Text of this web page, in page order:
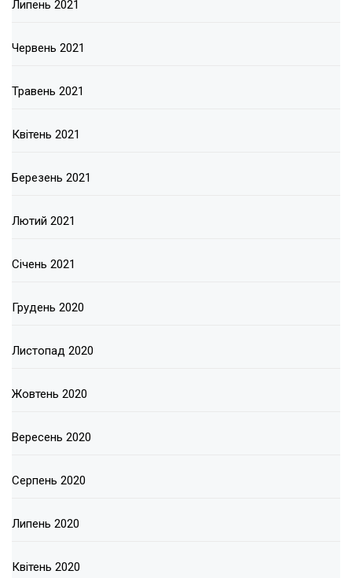
Липень 2021
Червень 2021
Травень 2021
Квітень 2021
Березень 2021
Лютий 2021
Січень 2021
Грудень 2020
Листопад 2020
Жовтень 2020
Вересень 2020
Серпень 2020
Липень 2020
Квітень 2020